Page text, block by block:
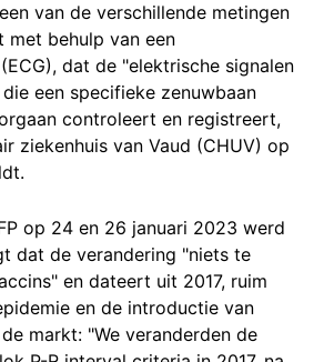
van de verschillende metingen
behulp van een
dat de "elektrische signalen
een specifieke zenuwbaan
controleert en registreert,
ziekenhuis van Vaud (CHUV) op
op 24 en 26 januari 2023 werd
dat de verandering "niets te
en dateert uit 2017, ruim
en de introductie van
markt: "We veranderden de